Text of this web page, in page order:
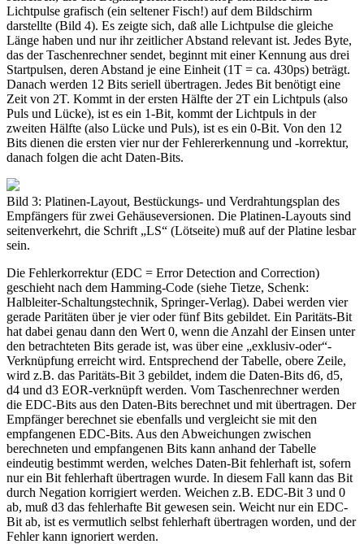
Lichtpulse grafisch (ein seltener Fisch!) auf dem Bildschirm
darstellte (Bild 4). Es zeigte sich, daß alle Lichtpulse die gleiche
Länge haben und nur ihr zeitlicher Abstand relevant ist. Jedes Byte,
das der Taschenrechner sendet, beginnt mit einer Kennung aus drei
Startpulsen, deren Abstand je eine Einheit (1T = ca. 430ps) beträgt.
Danach werden 12 Bits seriell übertragen. Jedes Bit benötigt eine
Zeit von 2T. Kommt in der ersten Hälfte der 2T ein Lichtpuls (also
Puls und Lücke), ist es ein 1-Bit, kommt der Lichtpuls in der
zweiten Hälfte (also Lücke und Puls), ist es ein 0-Bit. Von den 12
Bits dienen die ersten vier nur der Fehlererkennung und -korrektur,
danach folgen die acht Daten-Bits.
Bild 3: Platinen-Layout, Bestückungs- und Verdrahtungsplan des
Empfängers für zwei Gehäuseversionen. Die Platinen-Layouts sind
seitenverkehrt, die Schrift „LS“ (Lötseite) muß auf der Platine lesbar
sein.
Die Fehlerkorrektur (EDC = Error Detection and Correction)
geschieht nach dem Hamming-Code (siehe Tietze, Schenk:
Halbleiter-Schaltungstechnik, Springer-Verlag). Dabei werden vier
gerade Paritäten über je vier oder fünf Bits gebildet. Ein Paritäts-Bit
hat dabei genau dann den Wert 0, wenn die Anzahl der Einsen unter
den betrachteten Bits gerade ist, was über eine „exklusiv-oder“-
Verknüpfung erreicht wird. Entsprechend der Tabelle, obere Zeile,
wird z.B. das Paritäts-Bit 3 gebildet, indem die Daten-Bits d6, d5,
d4 und d3 EOR-verknüpft werden. Vom Taschenrechner werden
die EDC-Bits aus den Daten-Bits berechnet und mit übertragen. Der
Empfänger berechnet sie ebenfalls und vergleicht sie mit den
empfangenen EDC-Bits. Aus den Abweichungen zwischen
berechneten und empfangenen Bits kann anhand der Tabelle
eindeutig bestimmt werden, welches Daten-Bit fehlerhaft ist, sofern
nur ein Bit fehlerhaft übertragen wurde. In diesem Fall kann das Bit
durch Negation korrigiert werden. Weichen z.B. EDC-Bit 3 und 0
ab, muß d3 das fehlerhafte Bit gewesen sein. Weicht nur ein EDC-
Bit ab, ist es vermutlich selbst fehlerhaft übertragen worden, und der
Fehler kann ignoriert werden.